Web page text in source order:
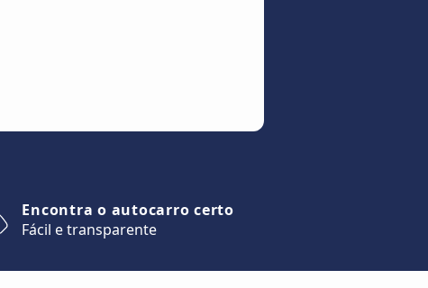
Encontra o autocarro certo
Fácil e transparente